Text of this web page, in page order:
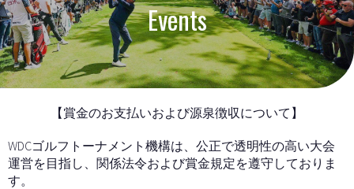
Events
【賞金のお支払いおよび源泉徴収について】
WDCゴルフトーナメント機構は、公正で透明性の高い大会
運営を目指し、関係法令および賞金規定を遵守しておりま
す。